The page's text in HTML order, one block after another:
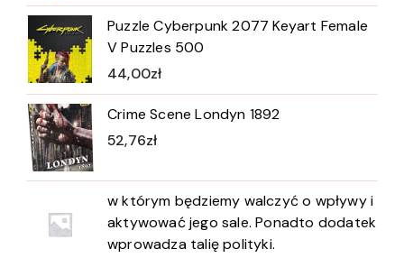
Puzzle Cyberpunk 2077 Keyart Female
V Puzzles 500
44,00zł
Crime Scene Londyn 1892
52,76zł
w którym będziemy walczyć o wpływy i
aktywować jego sale. Ponadto dodatek
wprowadza talię polityki.